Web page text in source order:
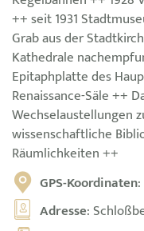
++ seit 1931
Grab aus der
Kathedrale
Epitaphplatte des
Renaissance-Säle ++
Wechselaustellungen
wissenschaftliche
Räumlichkeiten ++
GPS-Koordinaten
Adresse: